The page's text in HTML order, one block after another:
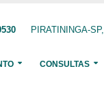
PIRATININGA-
CONSULTAS